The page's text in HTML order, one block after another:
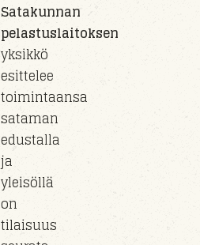
Satakunnan
pelastuslaitoksen
yksikkö
esittelee
toimintaansa
sataman
edustalla
ja
yleisöllä
on
tilaisuus